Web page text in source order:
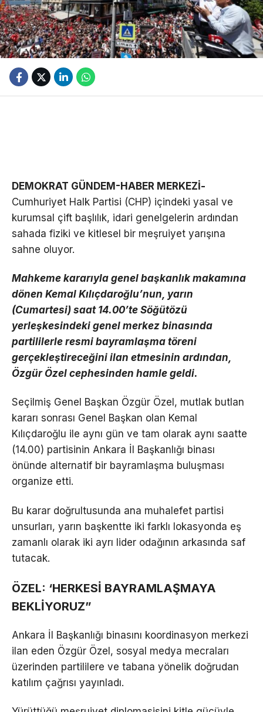
DEMOKRAT GÜNDEM-HABER MERKEZİ-
Cumhuriyet Halk Partisi (CHP) içindeki yasal ve
kurumsal çift başlılık, idari genelgelerin ardından
sahada fiziki ve kitlesel bir meşruiyet yarışına
sahne oluyor.
Mahkeme kararıyla genel başkanlık makamına
dönen Kemal Kılıçdaroğlu’nun, yarın
(Cumartesi) saat 14.00’te Söğütözü
yerleşkesindeki genel merkez binasında
partililerle resmi bayramlaşma töreni
gerçekleştireceğini ilan etmesinin ardından,
Özgür Özel cephesinden hamle geldi.
Seçilmiş Genel Başkan Özgür Özel, mutlak butlan
kararı sonrası Genel Başkan olan Kemal
Kılıçdaroğlu ile aynı gün ve tam olarak aynı saatte
(14.00) partisinin Ankara İl Başkanlığı binası
önünde alternatif bir bayramlaşma buluşması
organize etti.
Bu karar doğrultusunda ana muhalefet partisi
unsurları, yarın başkentte iki farklı lokasyonda eş
zamanlı olarak iki ayrı lider odağının arkasında saf
tutacak.
ÖZEL: ‘HERKESİ BAYRAMLAŞMAYA
BEKLİYORUZ”
Ankara İl Başkanlığı binasını koordinasyon merkezi
ilan eden Özgür Özel, sosyal medya mecraları
üzerinden partililere ve tabana yönelik doğrudan
katılım çağrısı yayınladı.